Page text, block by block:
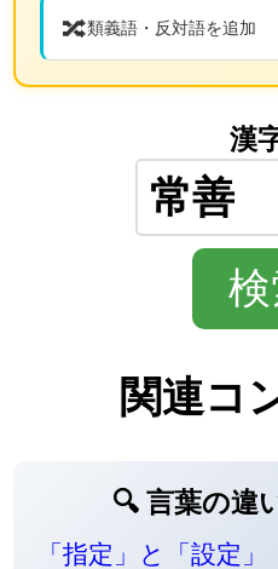
🔀類義語・反対語を追加
漢
関連コ
🔍 言葉の違
「指定」と「設定」